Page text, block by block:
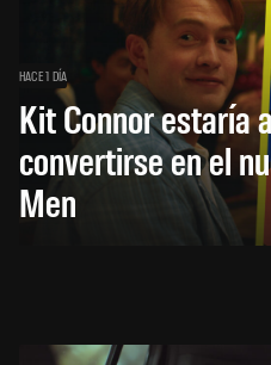
HACE 1 DÍA
Kit Connor estaría
convertirse en el
Men